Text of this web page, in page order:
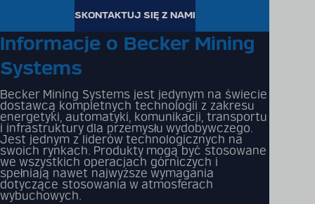
SKONTAKTUJ SIĘ Z NAMI
Informacje o Becker Mining
Systems
Becker Mining Systems jest jedynym na świecie
dostawcą kompletnych technologii z zakresu
energetyki, automatyki, komunikacji, transportu
i infrastruktury dla przemysłu wydobywczego.
Jest jednym z liderów technologicznych na
swoich rynkach. Produkty mogą być stosowane
we wszystkich operacjach górniczych i
spełniają nawet najwyższe wymagania
dotyczące stosowania w atmosferach
wybuchowych.